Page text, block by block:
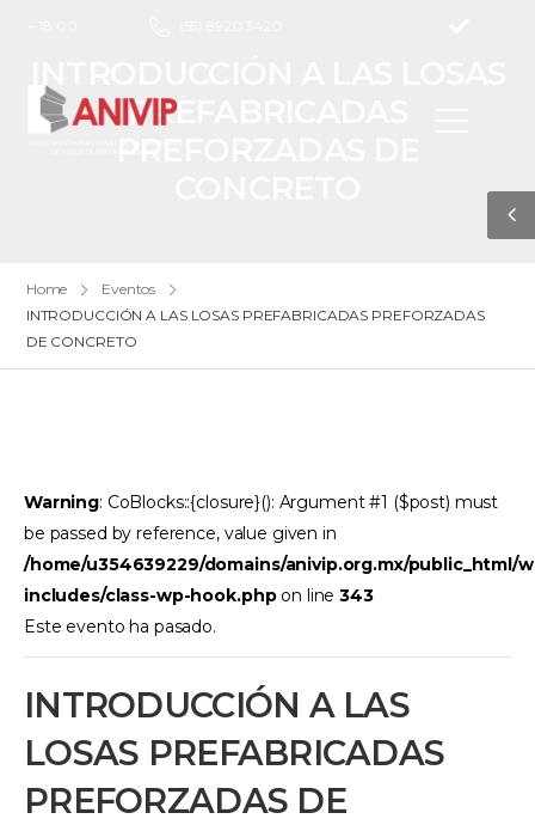
PREFABRICADAS
Home
Eventos
INTRODUCCIÓN A LAS LOSAS PREFABRICADAS PREFORZADAS
DE CONCRETO
Warning: CoBlocks::{closure}(): Argument #1 ($post) must
be passed by reference, value given in
/home/u354639229/domains/anivip.org.mx/public_html/
includes/class-wp-hook.phpon line343
Este evento ha pasado.
INTRODUCCIÓN A LAS
LOSAS PREFABRICADAS
PREFORZADAS DE